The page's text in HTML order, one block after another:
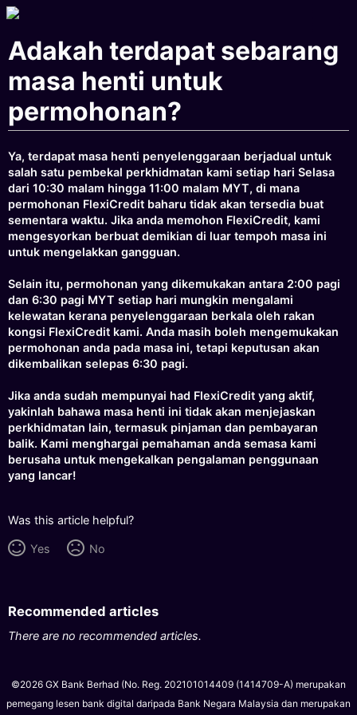
Adakah terdapat sebarang
masa henti untuk
permohonan?
Ya, terdapat masa henti penyelenggaraan berjadual untuk
salah satu pembekal perkhidmatan kami setiap hari Selasa
dari 10:30 malam hingga 11:00 malam MYT, di mana
permohonan FlexiCredit baharu tidak akan tersedia buat
sementara waktu. Jika anda memohon FlexiCredit, kami
mengesyorkan berbuat demikian di luar tempoh masa ini
untuk mengelakkan gangguan.
Selain itu, permohonan yang dikemukakan antara 2:00 pagi
dan 6:30 pagi MYT setiap hari mungkin mengalami
kelewatan kerana penyelenggaraan berkala oleh rakan
kongsi FlexiCredit kami. Anda masih boleh mengemukakan
permohonan anda pada masa ini, tetapi keputusan akan
dikembalikan selepas 6:30 pagi.
Jika anda sudah mempunyai had FlexiCredit yang aktif,
yakinlah bahawa masa henti ini tidak akan menjejaskan
perkhidmatan lain, termasuk pinjaman dan pembayaran
balik. Kami menghargai pemahaman anda semasa kami
berusaha untuk mengekalkan pengalaman penggunaan
yang lancar!
Was this article helpful?
Yes No
Recommended articles
There are no recommended articles.
©2026 GX Bank Berhad (No. Reg. 202101014409 (1414709-A) merupakan
pemegang lesen bank digital daripada Bank Negara Malaysia dan merupakan